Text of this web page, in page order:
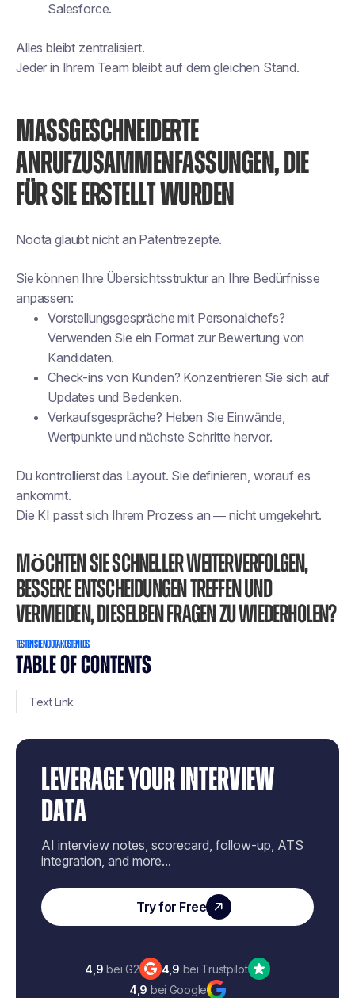
TABLE OF CONTENTS
Text Link
LEVERAGE YOUR INTERVIEW
DATA
AI interview notes, scorecard, follow-up, ATS
integration, and more...
Try for Free
4,9 bei G2 4,9 bei Trustpilot
4,9 bei Google
Salesforce.
Alles bleibt zentralisiert.
Jeder in Ihrem Team bleibt auf dem gleichen Stand.
MASSGESCHNEIDERTE A
NRUFZUSAMMENFASSUNGEN, DIE F
ÜR SIE ERSTELLT WURDEN
Noota glaubt nicht an Patentrezepte.
Sie können Ihre Übersichtsstruktur an Ihre Bedürfnisse
anpassen:
Vorstellungsgespräche mit Personalchefs?
Verwenden Sie ein Format zur Bewertung von
Kandidaten.
Check-ins von Kunden? Konzentrieren Sie sich auf
Updates und Bedenken.
Verkaufsgespräche? Heben Sie Einwände,
Wertpunkte und nächste Schritte hervor.
Du kontrollierst das Layout. Sie definieren, worauf es
ankommt.
Die KI passt sich Ihrem Prozess an — nicht umgekehrt.
Möchten Sie schneller weiterverfolgen,
bessere Entscheidungen treffen und
vermeiden, dieselben Fragen zu wiederholen?
Testen Sie Noota kostenlos.